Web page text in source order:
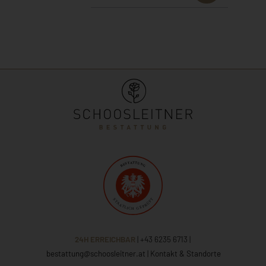
24H ERREICHBAR | +43 6235 6713
bestattung@schoosleitner.at
Kontakt & Standorte